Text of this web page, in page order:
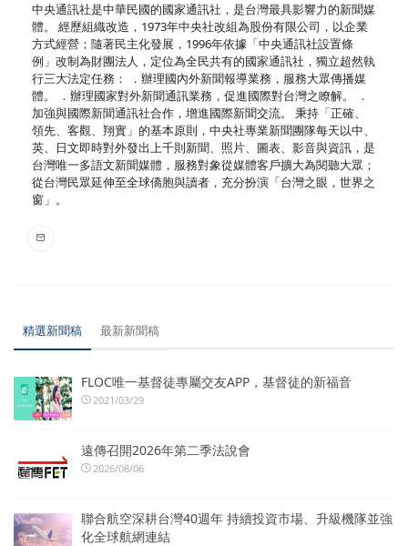
中央通訊社是中華民國的國家通訊社，是台灣最具影響力的新聞媒
體。 經歷組織改造，1973年中央社改組為股份有限公司，以企業
方式經營；隨著民主化發展，1996年依據「中央通訊社設置條
例」改制為財團法人，定位為全民共有的國家通訊社，獨立超然執
行三大法定任務： ．辦理國內外新聞報導業務，服務大眾傳播媒
體。 ．辦理國家對外新聞通訊業務，促進國際對台灣之瞭解。 ．
加強與國際新聞通訊社合作，增進國際新聞交流。 秉持「正確、
領先、客觀、翔實」的基本原則，中央社專業新聞團隊每天以中、
英、日文即時對外發出上千則新聞、照片、圖表、影音與資訊，是
台灣唯一多語文新聞媒體，服務對象從媒體客戶擴大為閱聽大眾；
從台灣民眾延伸至全球僑胞與讀者，充分扮演「台灣之眼，世界之
窗」。
精選新聞稿 最新新聞稿
FLOC唯一基督徒專屬交友APP，基督徒的新福音
2021/03/29
遠傳召開2026年第二季法說會
2026/08/06
聯合航空深耕台灣40週年 持續投資市場、升級機隊並強
化全球航網連結